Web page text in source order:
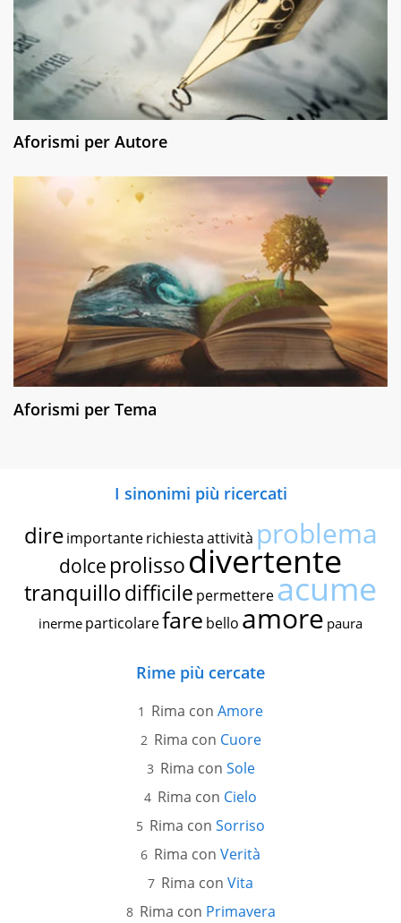
Aforismi per Autore
Aforismi per Tema
I sinonimi più ricercati
dire importante richiestaattività problema
dolce prolissodivertente
tranquillodifficile permettereacume
inerme particolarefare bello amore paura
Rime più cercate
Rima con Amore
Rima con Cuore
Rima con Sole
Rima con Cielo
Rima con Sorriso
Rima con Verità
Rima con Vita
Rima con Primavera